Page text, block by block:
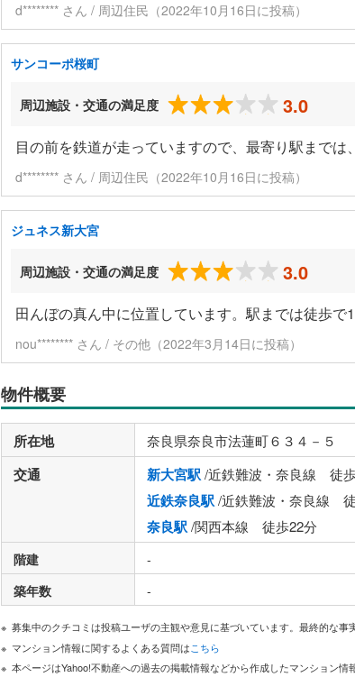
d******** さん / 周辺住民（2022年10月16日に投稿）
サンコーポ桜町
周辺施設・交通の満足度 3.0
目の前を鉄道が走っていますので、最寄り駅までは
d******** さん / 周辺住民（2022年10月16日に投稿）
ジュネス新大宮
周辺施設・交通の満足度 3.0
田んぼの真ん中に位置しています。駅までは徒歩で
nou******** さん / その他（2022年3月14日に投稿）
物件概要
所在地 奈良県奈良市法蓮町６３４－５
交通 新大宮駅/近鉄難波・奈良線 徒
近鉄奈良駅/近鉄難波・奈良線
奈良駅/関西本線 徒歩22分
階建 -
築年数
-
募集中のクチコミは投稿ユーザの主観や意見に基づいています。最終的な事
マンション情報に関するよくある質問はこちら
本ページはYahoo!不動産への過去の掲載情報などから作成したマンション